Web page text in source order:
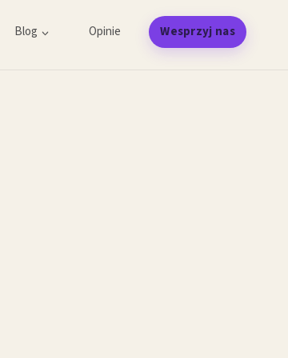
Blog Opinie Wesprzyj nas